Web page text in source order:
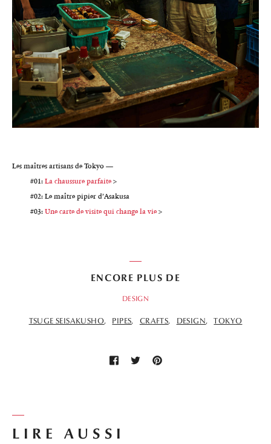
Les maîtres artisans de Tokyo —
#01: La chaussure parfaite >
#02: Le maître pipier d’Asakusa
#03: Une carte de visite qui change la vie >
LIRE AUSSI
ENCORE PLUS DE
DESIGN
TSUGE SEISAKUSHO PIPES CRAFTS DESIGN TOKYO